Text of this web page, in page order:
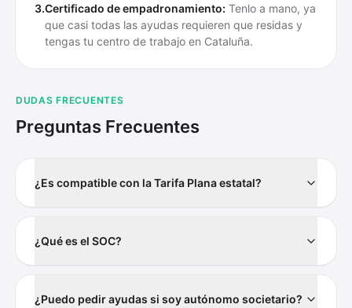
3.Certificado de empadronamiento: Tenlo a mano, ya
que casi todas las ayudas requieren que residas y
tengas tu centro de trabajo en Cataluña.
DUDAS FRECUENTES
Preguntas Frecuentes
¿Es compatible con la Tarifa Plana estatal?
¿Qué es el SOC?
¿Puedo pedir ayudas si soy autónomo societario?